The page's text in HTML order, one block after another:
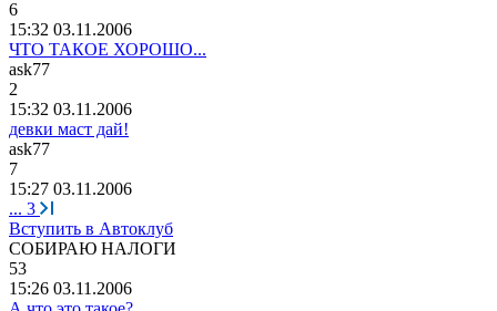
6
15:32 03.11.2006
ЧТО ТАКОЕ ХОРОШО...
ask77
2
15:32 03.11.2006
девки маст дай!
ask77
7
15:27 03.11.2006
... 3
Вступить в Автоклуб
СОБИРАЮ НАЛОГИ
53
15:26 03.11.2006